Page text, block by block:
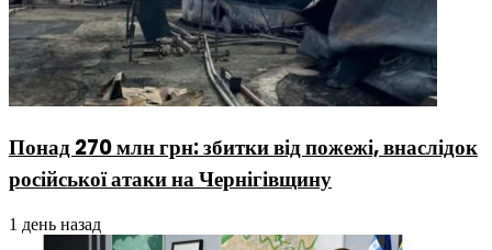
Понад 270 млн грн: збитки від пожежі, внаслідок
російської атаки на Чернігівщину
1 день назад